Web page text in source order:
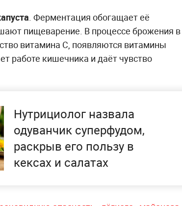
. Ферментация обогащает её
пищеварение. В процессе брожения в
витамина C, появляются витамины
работе кишечника и даёт чувство
Нутрициолог назвала
одуванчик суперфудом,
раскрыв его пользу в
кексах и салатах